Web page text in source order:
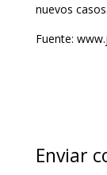
nuevos casos.
Fuente:
Enviar